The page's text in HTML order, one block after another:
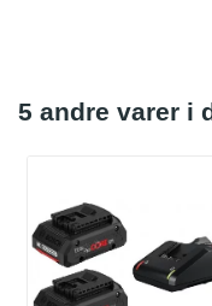
5 andre varer i